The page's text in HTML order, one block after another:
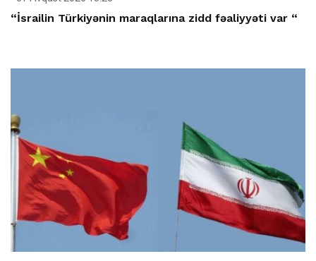
“İsrailin Türkiyənin maraqlarına zidd fəaliyyəti var “